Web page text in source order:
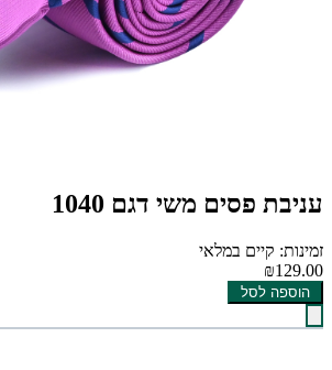
עניבת פסים משי דגם 1040
זמינות: קיים במלאי
₪129.00
הוספה לסל